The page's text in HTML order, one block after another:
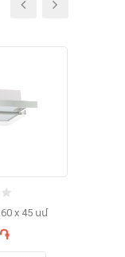
60 x 45 սմ